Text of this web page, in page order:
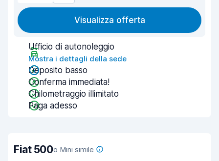
Visualizza offerta
Ufficio di autonoleggio
Mostra i dettagli della sede
Deposito basso
Conferma immediata!
Chilometraggio illimitato
Paga adesso
Fiat 500o Mini simile